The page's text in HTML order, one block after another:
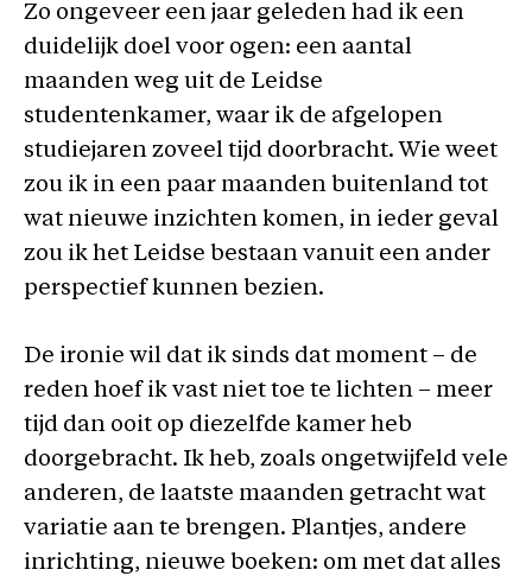
Zo ongeveer een jaar geleden had ik een
duidelijk doel voor ogen: een aantal
maanden weg uit de Leidse
studentenkamer, waar ik de afgelopen
studiejaren zoveel tijd doorbracht. Wie weet
zou ik in een paar maanden buitenland tot
wat nieuwe inzichten komen, in ieder geval
zou ik het Leidse bestaan vanuit een ander
perspectief kunnen bezien.
De ironie wil dat ik sinds dat moment – de
reden hoef ik vast niet toe te lichten – meer
tijd dan ooit op diezelfde kamer heb
doorgebracht. Ik heb, zoals ongetwijfeld vele
anderen, de laatste maanden getracht wat
variatie aan te brengen. Plantjes, andere
inrichting, nieuwe boeken: om met dat alles